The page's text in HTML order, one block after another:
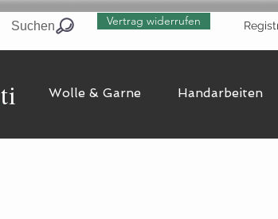
Suchen Vertrag widerrufen
ti Wolle & Garne Handarbeiten